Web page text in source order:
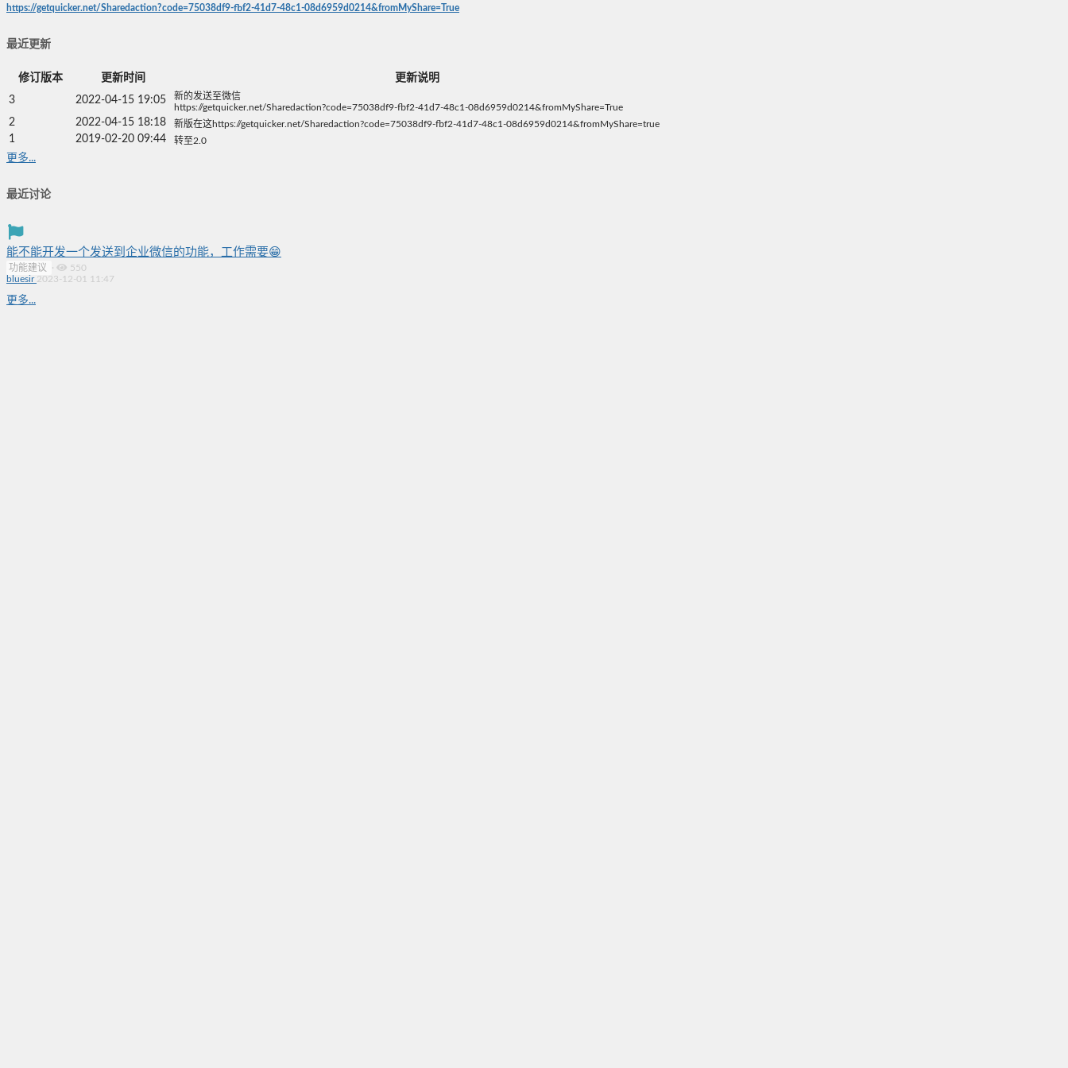
https://getquicker.net/Sharedaction?code=75038df9-fbf2-41d7-48c1-08d6959d0214&fromMyShare=True
最近更新
修订版本 更新时间
更新说明
3
2022-04-15 19:05
新的发送至微信
https://getquicker.net/Sharedaction?code=75038df9-fbf2-41d7-48c1-08d6959d0214&fromMyShare=True
2 2022-04-15 18:18 新版在这https://getquicker.net/Sharedaction?code=75038df9-fbf2-41d7-48c1-08d6959d0214&fromMyShare=true
1 2019-02-20 09:44 转至2.0
更多...
最近讨论
能不能开发一个发送到企业微信的功能，工作需要😁
功能建议 ·
550
bluesir 2023-12-01 11:47
更多...